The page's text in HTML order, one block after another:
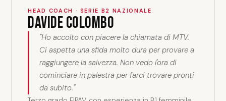
HEAD COACH · SERIE B2 NAZIONALE
Davide Colombo
"Ho accolto con piacere la chiamata di MTV.
Ci aspetta una sfida molto dura per provare a
raggiungere la salvezza. Non vedo l'ora di
cominciare in palestra per farci trovare pronti
da subito."